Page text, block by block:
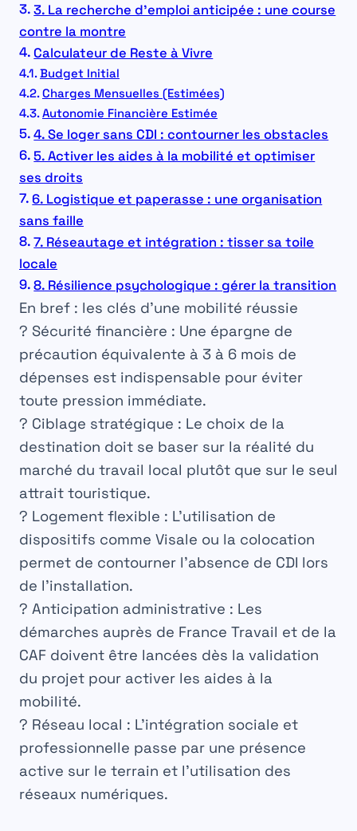
3. La recherche d’emploi anticipée : une course
contre la montre
Calculateur de Reste à Vivre
Budget Initial
Charges Mensuelles (Estimées)
Autonomie Financière Estimée
4. Se loger sans CDI : contourner les obstacles
5. Activer les aides à la mobilité et optimiser
ses droits
6. Logistique et paperasse : une organisation
sans faille
7. Réseautage et intégration : tisser sa toile
locale
8. Résilience psychologique : gérer la transition
En bref : les clés d’une mobilité réussie
? Sécurité financière : Une épargne de
précaution équivalente à 3 à 6 mois de
dépenses est indispensable pour éviter
toute pression immédiate.
? Ciblage stratégique : Le choix de la
destination doit se baser sur la réalité du
marché du travail local plutôt que sur le seul
attrait touristique.
? Logement flexible : L’utilisation de
dispositifs comme Visale ou la colocation
permet de contourner l’absence de CDI lors
de l’installation.
? Anticipation administrative : Les
démarches auprès de France Travail et de la
CAF doivent être lancées dès la validation
du projet pour activer les aides à la
mobilité.
? Réseau local : L’intégration sociale et
professionnelle passe par une présence
active sur le terrain et l’utilisation des
réseaux numériques.